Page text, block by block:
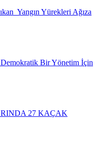
Yangın Yürekleri Ağıza
Bir Yönetim İçin
27 KAÇAK